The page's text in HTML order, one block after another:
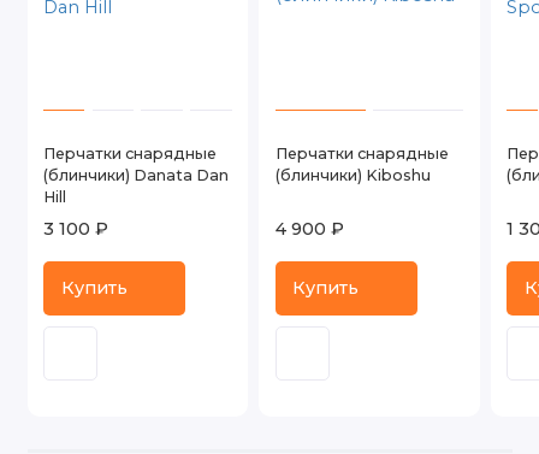
Перчатки снарядные
(блинчики) Danata Dan
Hill
3 100 ₽
Купить
Перчатки снарядные
(блинчики) Kiboshu
4 900 ₽
Купить
1